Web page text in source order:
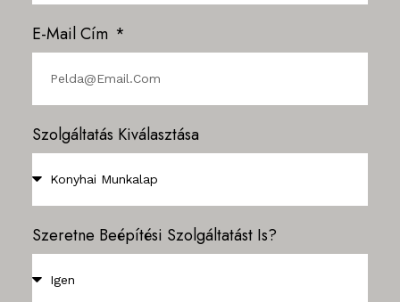
E-Mail Cím
Szolgáltatás Kiválasztása
Szeretne Beépítési Szolgáltatást Is?